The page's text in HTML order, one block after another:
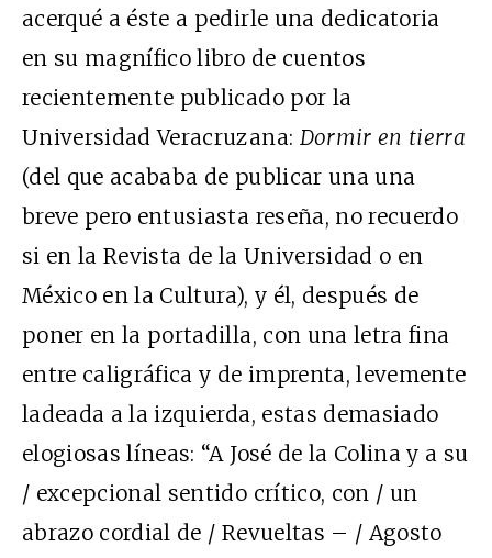
acerqué a éste a pedirle una dedicatoria
en su magnífico libro de cuentos
recientemente publicado por la
Universidad Veracruzana: Dormir en tierra
(del que acababa de publicar una una
breve pero entusiasta reseña, no recuerdo
si en la Revista de la Universidad o en
México en la Cultura), y él, después de
poner en la portadilla, con una letra fina
entre caligráfica y de imprenta, levemente
ladeada a la izquierda, estas demasiado
elogiosas líneas: “A José de la Colina y a su
/ excepcional sentido crítico, con / un
abrazo cordial de / Revueltas – / Agosto